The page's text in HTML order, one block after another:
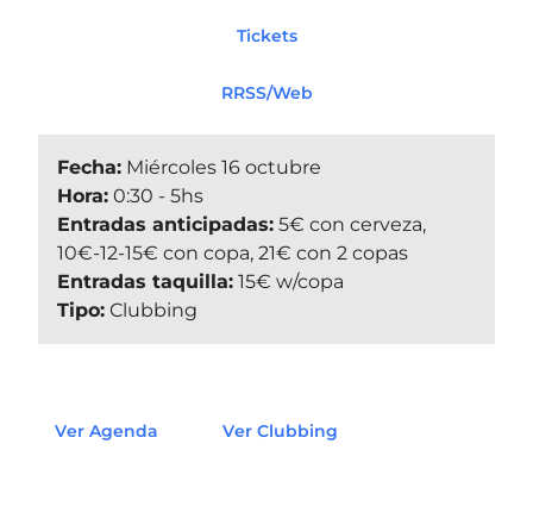
Tickets
RRSS/Web
Fecha: Miércoles 16 octubre
Hora: 0:30 - 5hs
Entradas anticipadas: 5€ con cerveza,
10€-12-15€ con copa, 21€ con 2 copas
Entradas taquilla: 15€ w/copa
Tipo: Clubbing
Ver Agenda Ver Clubbing